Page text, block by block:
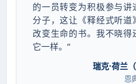
的一员转变为积极参与讲
分子，这让《释经式听道
改变生命的书。我不晓得
它一样。”
瑞克·荷兰
恩